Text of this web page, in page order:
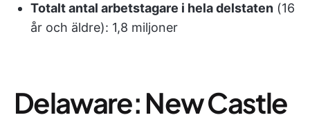
Totalt antal arbetstagare i hela delstaten (16
år och äldre): 1,8 miljoner
Delaware: New Castle